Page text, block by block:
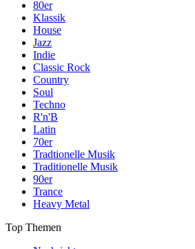
80er
Klassik
House
Jazz
Indie
Classic Rock
Country
Soul
Techno
R'n'B
Latin
70er
Tradtionelle Musik
Traditionelle Musik
90er
Trance
Heavy Metal
Top Themen